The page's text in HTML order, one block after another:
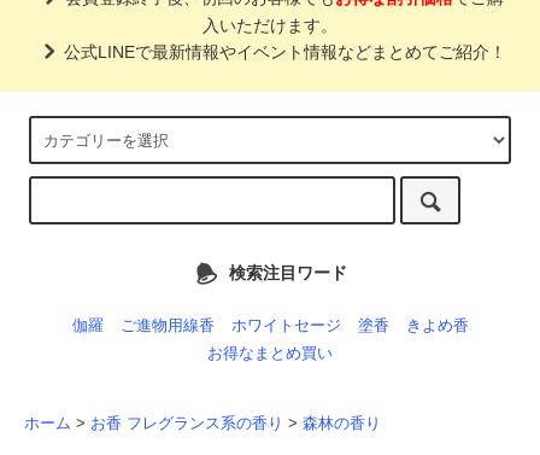
入いただけます。
公式LINEで最新情報やイベント情報などまとめてご紹介！
検索注目ワード
伽羅 ご進物用線香 ホワイトセージ 塗香
きよめ香
お得なまとめ買い
ホーム > お香 フレグランス系の香り > 森林の香り